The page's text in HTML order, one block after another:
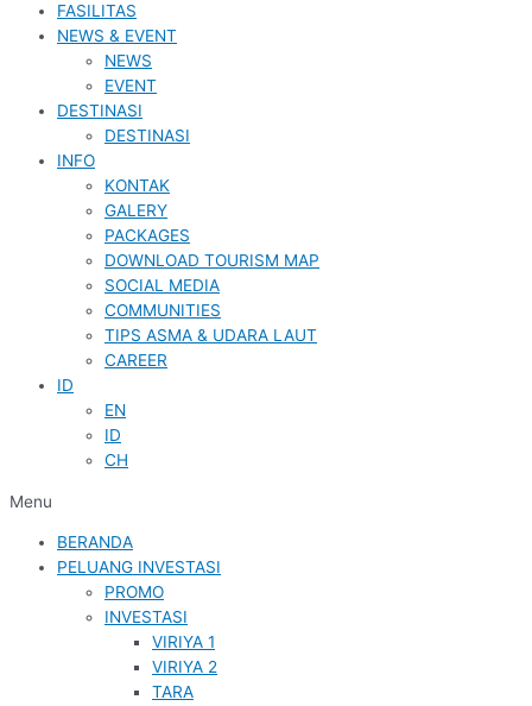
FASILITAS
NEWS & EVENT
NEWS
EVENT
DESTINASI
DESTINASI
INFO
KONTAK
GALERY
PACKAGES
DOWNLOAD TOURISM MAP
SOCIAL MEDIA
COMMUNITIES
TIPS ASMA & UDARA LAUT
CAREER
ID
EN
ID
CH
Menu
BERANDA
PELUANG INVESTASI
PROMO
INVESTASI
VIRIYA 1
VIRIYA 2
TARA